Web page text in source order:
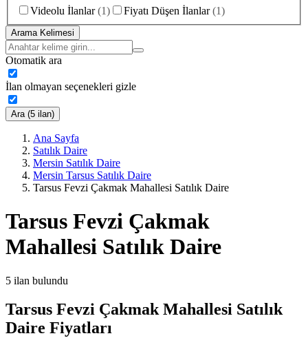
Videolu İlanlar (1) Fiyatı Düşen İlanlar (1)
Arama Kelimesi
Otomatik ara
İlan olmayan seçenekleri gizle
Ara (5 ilan)
Ana Sayfa
Satılık Daire
Mersin Satılık Daire
Mersin Tarsus Satılık Daire
Tarsus Fevzi Çakmak Mahallesi Satılık Daire
Tarsus Fevzi Çakmak
Mahallesi Satılık Daire
5 ilan bulundu
Tarsus Fevzi Çakmak Mahallesi Satılık
Daire Fiyatları